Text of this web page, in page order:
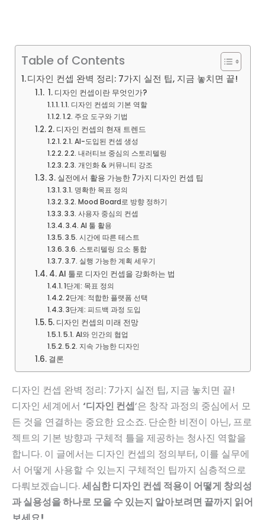
Table of Contents
디자인 컨셉 완벽 정리: 7가지 실전 팁, 지금 놓치면 끝!
1. 디자인 컨셉이란 무엇인가?
1.1. 디자인 컨셉의 기본 역할
1.2. 주요 도구와 기법
2. 디자인 컨셉의 현재 트렌드
2.1. AI-도입된 컨셉 생성
2.2. 내러티브 중심의 스토리텔링
2.3. 개인화 & 커뮤니티 강조
3. 실전에서 활용 가능한 7가지 디자인 컨셉 팁
3.1. 명확한 목표 정의
3.2. Mood Board로 방향 정하기
3.3. 사용자 중심의 컨셉
3.4. AI 툴 활용
3.5. 시간에 따른 테스트
3.6. 스토리텔링 요소 통합
3.7. 실행 가능한 계획 세우기
4. AI 툴로 디자인 컨셉을 강화하는 법
1단계: 목표 정의
2단계: 적합한 플랫폼 선택
3단계: 피드백 과정 도입
5. 디자인 컨셉의 미래 전망
5.1. AI와 인간의 협업
5.2. 지속 가능한 디자인
결론
디자인 컨셉 완벽 정리: 7가지 실전 팁, 지금 놓치면 끝!
디자인 세계에서 ‘디자인 컨셉‘은 창작 과정의 중심에서 모
든 것을 연결하는 중요한 요소죠. 단순한 비전이 아닌, 프로
젝트의 기본 방향과 구체적 틀을 제공하는 청사진 역할을
합니다. 이 글에서는 디자인 컨셉의 정의부터, 이를 실무에
서 어떻게 사용할 수 있는지 구체적인 팁까지 심층적으로
다뤄보겠습니다.세심한 디자인 컨셉 적용이 어떻게 창의성
과 실용성을 하나로 모을 수 있는지 알아보려면 끝까지 읽어